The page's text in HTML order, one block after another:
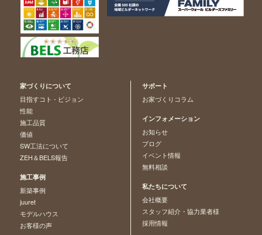
家づくりについて
目指すコト - ビジョン
性能
施工品質
価値
SW工法について
ZEH＆BELS報告
施工事例
新築事例
juuret
モデルハウス
お客様の声
サポート
お家づくりコラム
インフォメーション
お知らせ
ブログ
イベント情報
無料相談
私たちについて
会社概要
スタッフ紹介・協力業者様
採用情報